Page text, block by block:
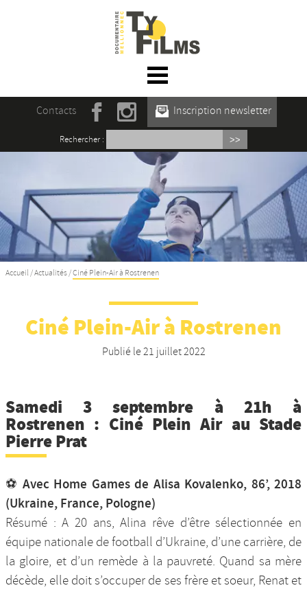
☰ Menu
Accueil
Actualités
L’association
Rencontres du film documentaire de
Mellionnec
Projections
Se former
Nos productions et +
Contacts Inscription newsletter
Rechercher :
Accueil /Actualités /Ciné Plein-Air à Rostrenen
Ciné Plein-Air à Rostrenen
Publié le21 juillet 2022
Samedi 3 septembre à 21h à
Rostrenen : Ciné Plein Air au Stade
Pierre Prat
⚽ Avec Home Games de Alisa Kovalenko, 86’, 2018
(Ukraine, France, Pologne)
Résumé : A 20 ans, Alina rêve d’être sélectionnée en
équipe nationale de football d’Ukraine, d’une carrière, de
la gloire, et d’un remède à la pauvreté. Quand sa mère
décède, elle doit s’occuper de ses frère et soeur, Renat et